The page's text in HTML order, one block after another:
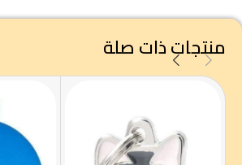
منتجات ذات صلة